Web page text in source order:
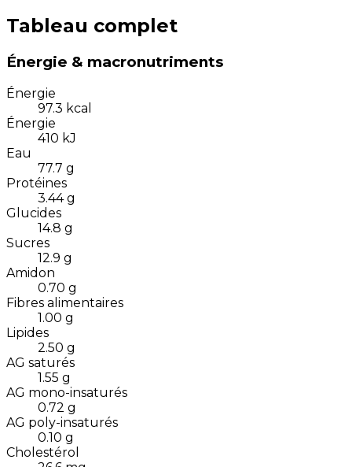
Tableau complet
Énergie & macronutriments
Énergie
97.3 kcal
Énergie
410 kJ
Eau
77.7 g
Protéines
3.44 g
Glucides
14.8 g
Sucres
12.9 g
Amidon
0.70 g
Fibres alimentaires
1.00 g
Lipides
2.50 g
AG saturés
1.55 g
AG mono-insaturés
0.72 g
AG poly-insaturés
0.10 g
Cholestérol